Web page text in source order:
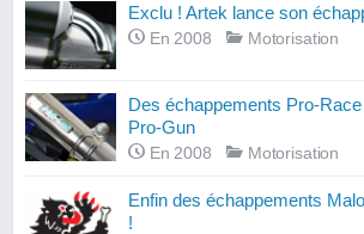
Exclu ! Artek lance son
En 2008 Motorisation
Des échappements Pro-
Pro-Gun
En 2008 Motorisation
Enfin des échappements
!